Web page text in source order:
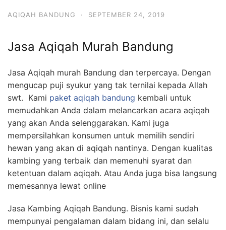
AQIQAH BANDUNG · SEPTEMBER 24, 2019
Jasa Aqiqah Murah Bandung
Jasa Aqiqah murah Bandung dan terpercaya. Dengan
mengucap puji syukur yang tak ternilai kepada Allah
swt. Kami paket aqiqah bandung kembali untuk
memudahkan Anda dalam melancarkan acara aqiqah
yang akan Anda selenggarakan. Kami juga
mempersilahkan konsumen untuk memilih sendiri
hewan yang akan di aqiqah nantinya. Dengan kualitas
kambing yang terbaik dan memenuhi syarat dan
ketentuan dalam aqiqah. Atau Anda juga bisa langsung
memesannya lewat online
Jasa Kambing Aqiqah Bandung. Bisnis kami sudah
mempunyai pengalaman dalam bidang ini, dan selalu